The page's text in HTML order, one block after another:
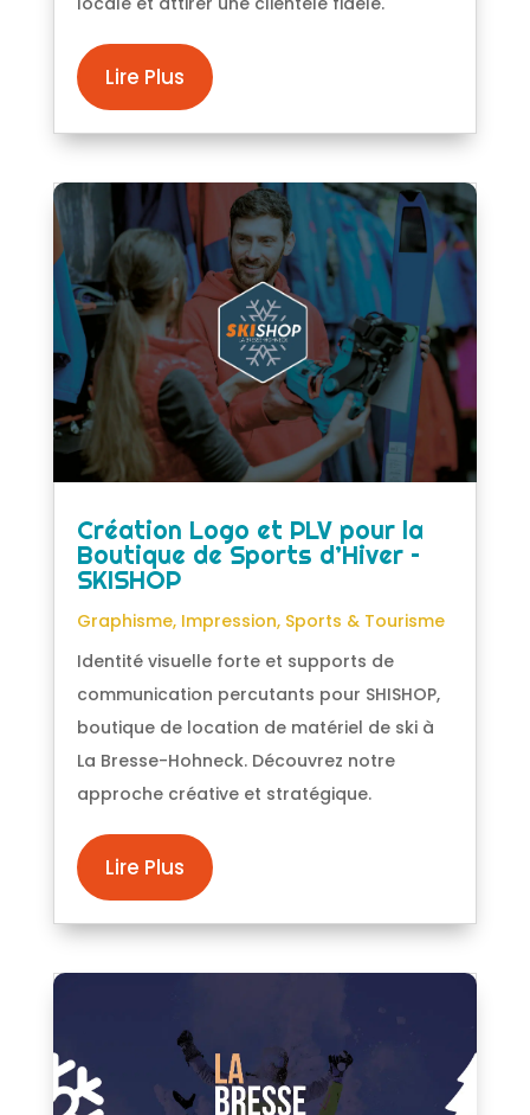
Lire Plus
Création Logo et PLV pour la
Boutique de Sports d’Hiver –
SKISHOP
Graphisme, Impression, Sports & Tourisme
Identité visuelle forte et supports de
communication percutants pour SHISHOP,
boutique de location de matériel de ski à
La Bresse-Hohneck. Découvrez notre
approche créative et stratégique.
Lire Plus